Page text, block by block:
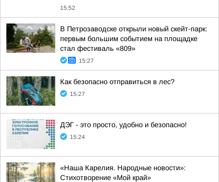
15:52
В Петрозаводске открыли новый скейт-парк:
первым большим событием на площадке
стал фестиваль «809»
15:27
Как безопасно отправиться в лес?
15:27
ДЭГ - это просто, удобно и безопасно!
15:24
«Наша Карелия. Народные новости»:
Стихотворение «Мой край»